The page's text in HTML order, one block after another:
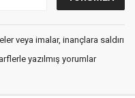
veya imalar, inançlara saldırı
yazılmış yorumlar